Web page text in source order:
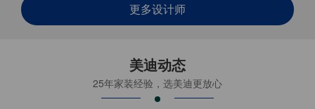
更多设计师
美迪动态
25年家装经验，选美迪更放心